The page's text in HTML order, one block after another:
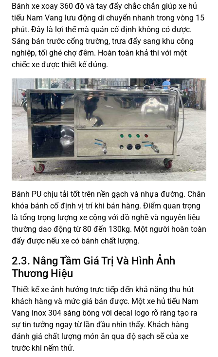
Bánh xe xoay 360 độ và tay đẩy chắc chắn giúp xe hủ
tiếu Nam Vang lưu động di chuyển nhanh trong vòng 15
phút. Đây là lợi thế mà quán cố định không có được.
Sáng bán trước cổng trường, trưa đẩy sang khu công
nghiệp, tối ghé chợ đêm. Hoàn toàn khả thi với một
chiếc xe được thiết kế đúng.
Bánh PU chịu tải tốt trên nền gạch và nhựa đường. Chân
khóa bánh cố định vị trí khi bán hàng. Điểm quan trọng
là tổng trọng lượng xe cộng với đồ nghề và nguyên liệu
thường dao động từ 80 đến 130kg. Một người hoàn toàn
đẩy được nếu xe có bánh chất lượng.
2.3. Nâng Tầm Giá Trị Và Hình Ảnh
Thương Hiệu
Thiết kế xe ảnh hưởng trực tiếp đến khả năng thu hút
khách hàng và mức giá bán được. Một xe hủ tiếu Nam
Vang inox 304 sáng bóng với decal logo rõ ràng tạo ra
sự tin tưởng ngay từ lần đầu nhìn thấy. Khách hàng
đánh giá chất lượng món ăn qua độ sạch sẽ của xe
trước khi nếm thử.